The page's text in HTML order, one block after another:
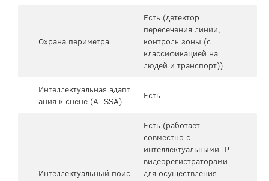
Охрана периметра
Есть (детектор
пересечения линии,
контроль зоны (с
классификацией на
людей и транспорт))
Интеллектуальная адапт
ация к сцене (AI SSA)
Есть
Интеллектуальный поис
Есть (работает
совместно с
интеллектуальными IP-
видеорегистраторами
для осуществления